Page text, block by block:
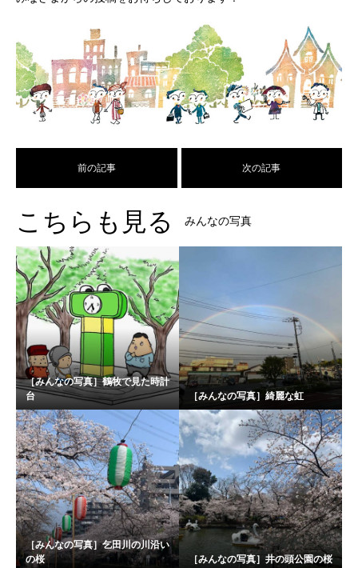
前の記事 次の記事
こちらも見る みんなの写真
［みんなの写真］鶴牧で見た時計
台
［みんなの写真］綺麗な虹
［みんなの写真］乞田川の川沿い
の桜
［みんなの写真］井の頭公園の桜